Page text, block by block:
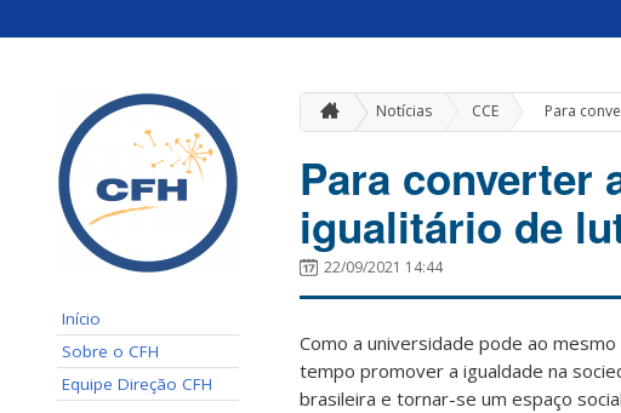
Início
Sobre o CFH
Equipe Direção CFH
Notícias CCE » Para
Para converter
igualitário de
22/09/2021 14:44
Como a universidade pode ao mesmo
tempo promover a igualdade na
brasileira e tornar-se um espaço social